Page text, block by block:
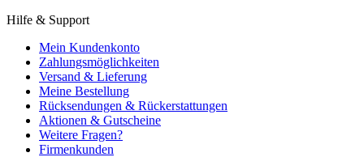
Hilfe & Support
Mein Kundenkonto
Zahlungsmöglichkeiten
Versand & Lieferung
Meine Bestellung
Rücksendungen & Rückerstattungen
Aktionen & Gutscheine
Weitere Fragen?
Firmenkunden